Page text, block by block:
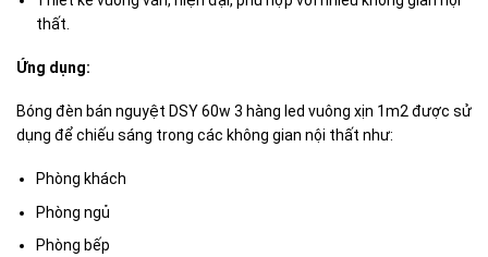
thất.
Ứng dụng:
Bóng đèn bán nguyệt DSY 60w 3 hàng led vuông xịn 1m2 được sử
dụng để chiếu sáng trong các không gian nội thất như:
Phòng khách
Phòng ngủ
Phòng bếp